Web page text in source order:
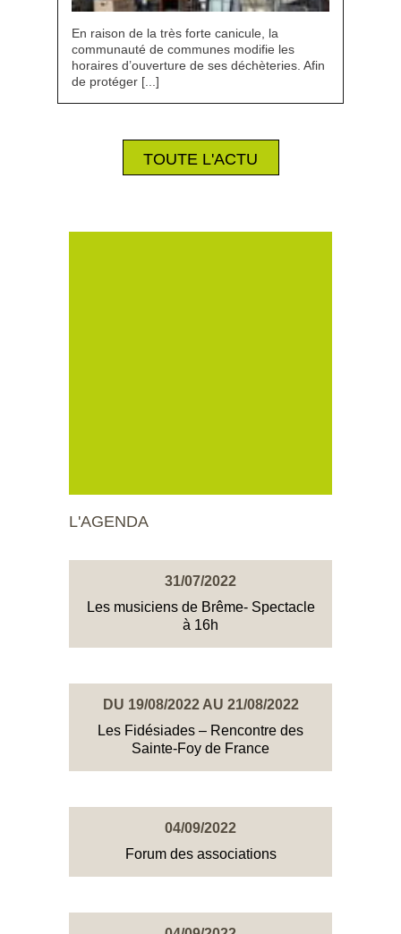
En raison de la très forte canicule, la
communauté de communes modifie les
horaires d’ouverture de ses déchèteries. Afin
de protéger [...]
TOUTE L'ACTU
L'AGENDA
31/07/2022
Les musiciens de Brême- Spectacle
à 16h
DU 19/08/2022 AU 21/08/2022
Les Fidésiades – Rencontre des
Sainte-Foy de France
04/09/2022
Forum des associations